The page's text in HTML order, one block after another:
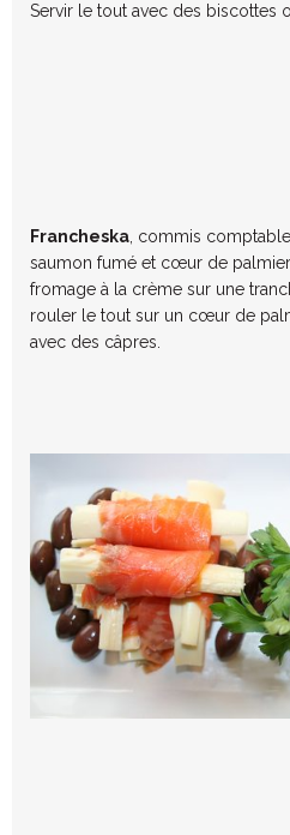
Servir le tout avec des biscottes
Francheska , commis
saumon fumé et cœur de
fromage à la crème sur une
rouler le tout sur un cœur de
avec des câpres.